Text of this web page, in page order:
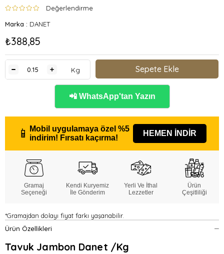
Değerlendirme
Marka : DANET
₺388,85
Kg
📲 WhatsApp'tan Yazın
📱 Mobil uygulamaya özel %5
indirim! Fırsatı kaçırma!
HEMEN İNDİR
Gramaj
Seçeneği
Kendi Kuryemiz
İle Gönderim
Yerli Ve İthal
Lezzetler
Ürün
Çeşitliliği
*Gramajdan dolayı fiyat farkı yaşanabilir.
Ürün Özellikleri
Tavuk Jambon Danet /Kg